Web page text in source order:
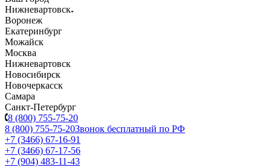
Нижневартовск
Воронеж
Екатеринбург
Можайск
Москва
Нижневартовск
Новосибирск
Новочеркасск
Самара
Санкт-Петербург
8 (800) 755-75-20
8 (800) 755-75-20Звонок бесплатный по РФ
+7 (3466) 67-16-91
+7 (3466) 67-17-56
+7 (904) 483-11-43